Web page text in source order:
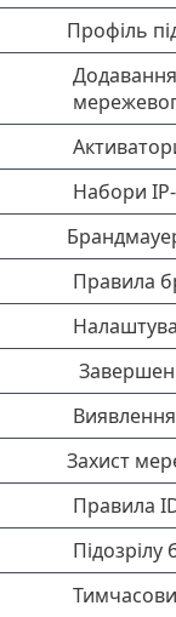
Профіль
Набори
Правила
Захист
Правила